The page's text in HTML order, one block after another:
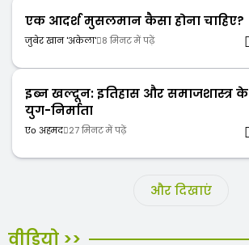
एक आदर्श मुसलमान कैसा होना चाहिए?
जुबेर खान 'अकेला' 8 मिनट में पढ़ें
इब्न खल्दून: इतिहास और समाजशास्त्र के
युग-निर्माता
एо अहमद 27 मिनट में पढ़ें
और दिखाएं
वीडियो >>